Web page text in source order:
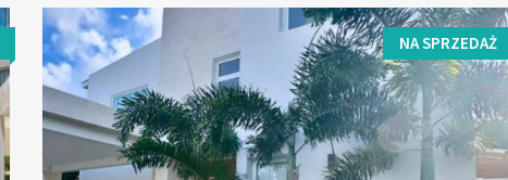
NA SPRZEDAŻ